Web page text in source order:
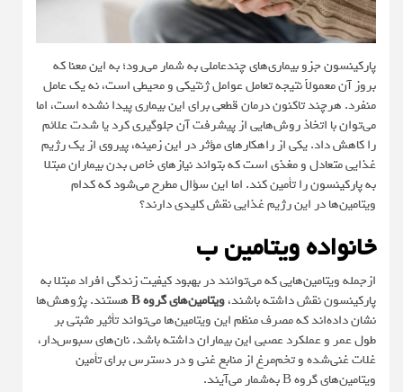
پارکینسون جزو بیماری‌های چندعاملی به شمار می‌رود؛ به این معنا که
بروز آن معمولاً نتیجه‌ تعامل عوامل ژنتیکی و محیطی است، نه یک عامل
منفرد. هرچند تاکنون درمان قطعی برای این بیماری پیدا نشده است، اما
می‌توان با اتخاذ روش‌هایی از پیشرفت آن جلوگیری کرد یا شدت علائم
را کاهش داد. یکی از راهکارهای مؤثر در این زمینه، پیروی از یک رژیم
غذایی متعادل و مغذی است که بتواند نیازهای خاص بدن بیماران مبتلا
به پارکینسون را تأمین کند. اما این سؤال مطرح می‌شود که کدام
ویتامین‌ها در این رژیم غذایی نقش کلیدی دارند؟
خانواده ویتامین ب
ازجمله ویتامین‌هایی که می‌توانند در بهبود کیفیت زندگی افراد مبتلا به
پارکینسون نقش داشته باشند،ویتامین‌های گروه B
هستند. پژوهش‌ها
نشان داده‌اند که مصرف منظم این ویتامین‌ها می‌تواند تأثیر مثبتی بر
طول عمر و عملکرد عصبی این بیماران داشته باشد. نان‌های سبوس‌دار،
غلات غنی‌شده و تخم‌مرغ از منابع غنی و در دسترس برای تأمین
ویتامین‌های گروه B به‌شمار می‌آیند.